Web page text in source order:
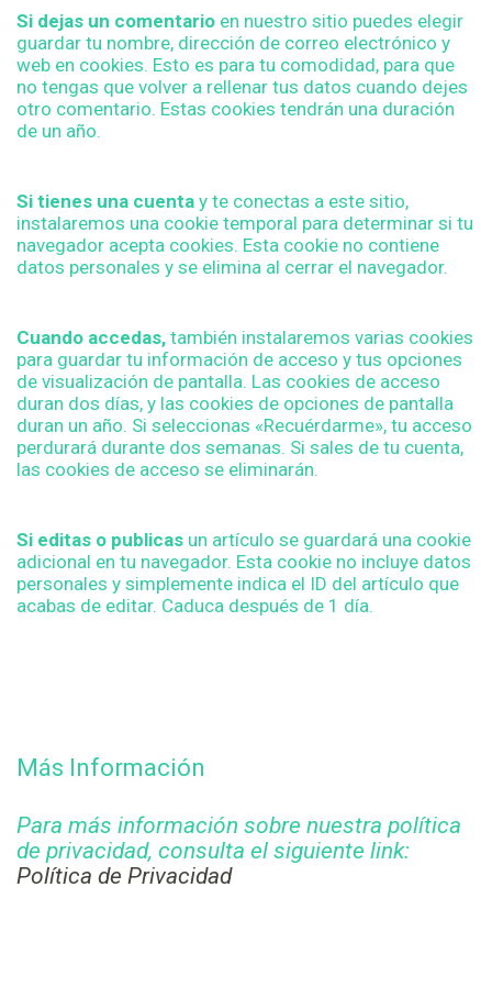
Si dejas un comentario en nuestro sitio puedes elegir
guardar tu nombre, dirección de correo electrónico y
web en cookies. Esto es para tu comodidad, para que
no tengas que volver a rellenar tus datos cuando dejes
otro comentario. Estas cookies tendrán una duración
de un año.
Si tienes una cuenta y te conectas a este sitio,
instalaremos una cookie temporal para determinar si tu
navegador acepta cookies. Esta cookie no contiene
datos personales y se elimina al cerrar el navegador.
Cuando accedas, también instalaremos varias cookies
para guardar tu información de acceso y tus opciones
de visualización de pantalla. Las cookies de acceso
duran dos días, y las cookies de opciones de pantalla
duran un año. Si seleccionas «Recuérdarme», tu acceso
perdurará durante dos semanas. Si sales de tu cuenta,
las cookies de acceso se eliminarán.
Si editas o publicas un artículo se guardará una cookie
adicional en tu navegador. Esta cookie no incluye datos
personales y simplemente indica el ID del artículo que
acabas de editar. Caduca después de 1 día.
Más Información
Para más información sobre nuestra política
de privacidad, consulta el siguiente link:
Política de Privacidad